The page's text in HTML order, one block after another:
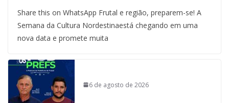
Share this on WhatsApp Frutal e região, preparem-se! A
Semana da Cultura Nordestinaestá chegando em uma
nova data e promete muita
6 de agosto de 2026